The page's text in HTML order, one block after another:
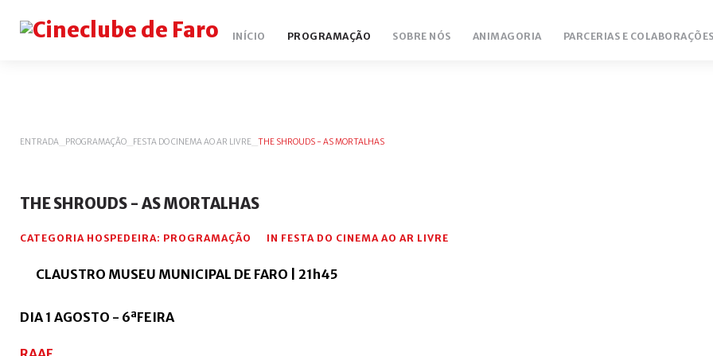
INÍCIO PROGRAMAÇÃO SOBRE NÓS ANIMAGORIA PARCERIAS E COLABORAÇÕES
ENTRADA PROGRAMAÇÃO FESTA DO CINEMA AO AR LIVRE THE SHROUDS - AS MORTALHAS
THESHROUDS - ASMORTALHAS
CATEGORIA HOSPEDEIRA: PROGRAMAÇÃO IN FESTA DO CINEMA AO AR LIVRE
CLAUSTRO MUSEU MUNICIPAL DE FARO | 21h45
DIA 1 AGOSTO - 6ªFEIRA